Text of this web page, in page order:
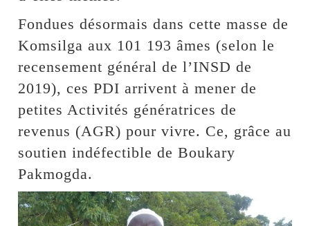
Fondues désormais dans cette masse de
Komsilga aux 101 193 âmes (selon le
recensement général de l’INSD de
2019), ces PDI arrivent à mener de
petites Activités génératrices de
revenus (AGR) pour vivre. Ce, grâce au
soutien indéfectible de Boukary
Pakmogda.